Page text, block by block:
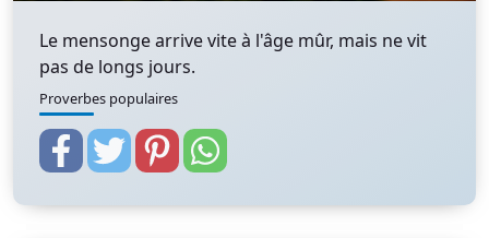
Le mensonge arrive vite à l'âge mûr, mais ne vit
pas de longs jours.
Proverbes populaires